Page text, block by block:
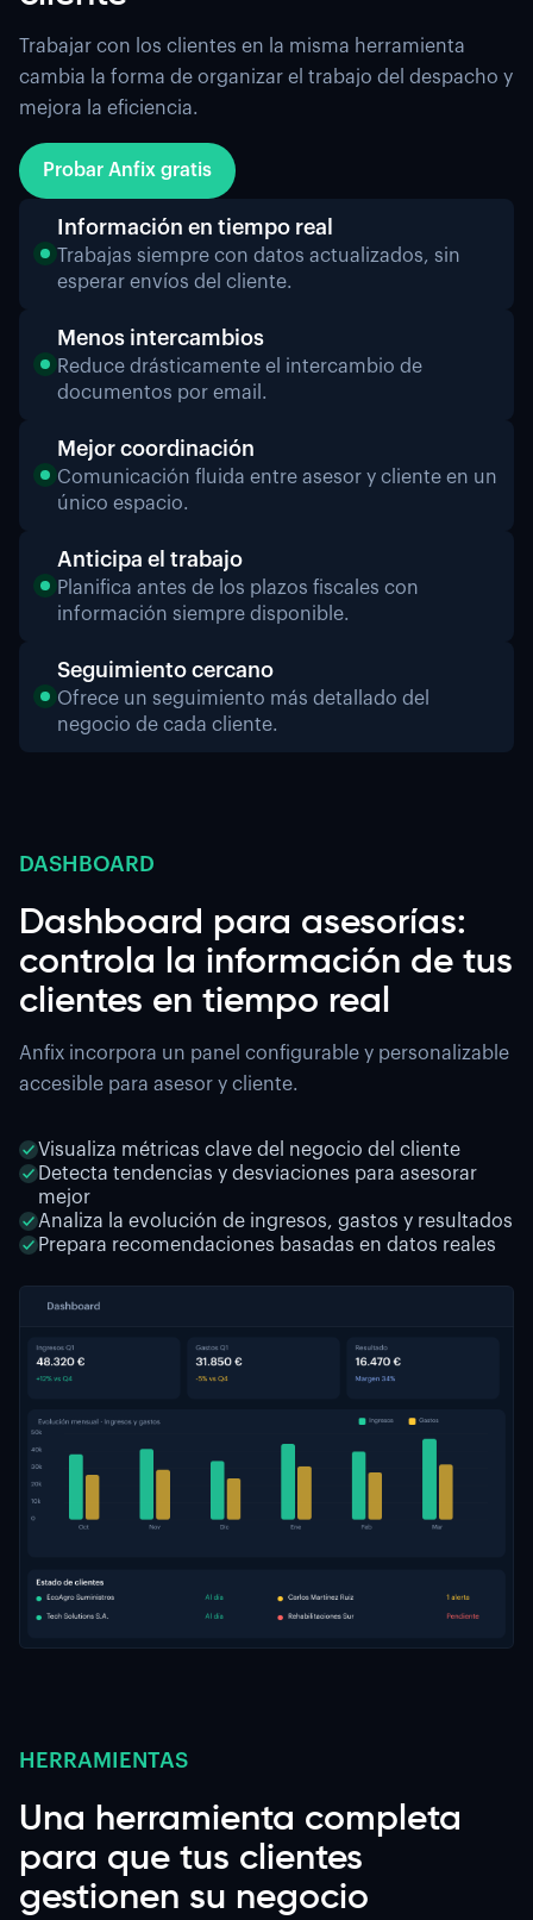
Trabajar con los clientes en la misma herramienta
cambia la forma de organizar el trabajo del despacho y
mejora la eficiencia.
Probar Anfix gratis
Información en tiempo real
Trabajas siempre con datos actualizados, sin
esperar envíos del cliente.
Menos intercambios
Reduce drásticamente el intercambio de
documentos por email.
Mejor coordinación
Comunicación fluida entre asesor y cliente en un
único espacio.
Anticipa el trabajo
Planifica antes de los plazos fiscales con
información siempre disponible.
Seguimiento cercano
Ofrece un seguimiento más detallado del
negocio de cada cliente.
DASHBOARD
Dashboard para asesorías:
controla la información de tus
clientes en tiempo real
Anfix incorpora un panel configurable y personalizable
accesible para asesor y cliente.
Visualiza métricas clave del negocio del cliente
Detecta tendencias y desviaciones para asesorar
mejor
Analiza la evolución de ingresos, gastos y resultados
Prepara recomendaciones basadas en datos reales
HERRAMIENTAS
Una herramienta completa
para que tus clientes
gestionen su negocio